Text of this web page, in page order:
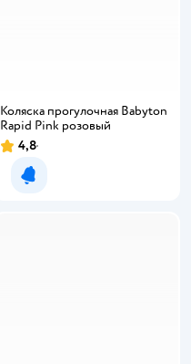
Коляска прогулочная Babyton
Rapid Pink розовый
4,8
Уведомить о появлении